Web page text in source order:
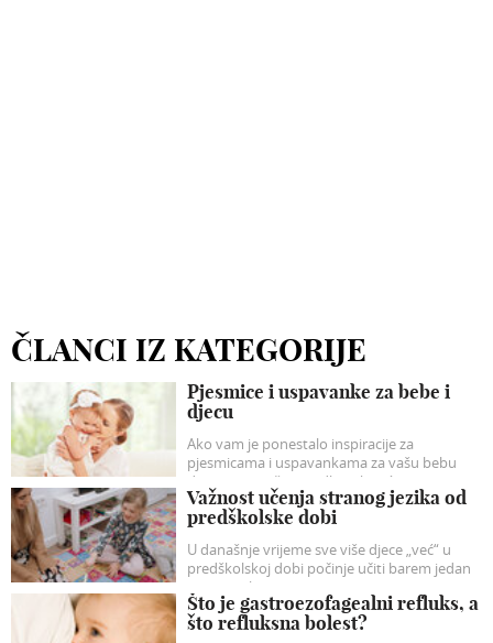
ČLANCI IZ KATEGORIJE
Pjesmice i uspavanke za bebe i
djecu
Ako vam je ponestalo inspiracije za
pjesmicama i uspavankama za vašu bebu
donosimo naše prijedloge koji će sigurno
razveseliti vašu dječicu.
Važnost učenja stranog jezika od
predškolske dobi
U današnje vrijeme sve više djece „već“ u
predškolskoj dobi počinje učiti barem jedan
strani jezik.
Što je gastroezofagealni refluks, a
što refluksna bolest?